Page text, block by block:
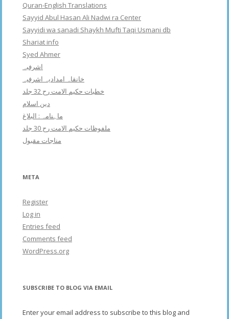
Quran-English Translations
Sayyid Abul Hasan Ali Nadwi ra Center
Sayyidi wa sanadi Shaykh Mufti Taqi Usmani db
Shariat info
Syed Ahmer
اشرفبہ
خانقاہ امدادیہ اشرفیہ
خطبات حکیم الامت رح 32 جلد
دین اسلام
ماہنامہ : البلاغ
ملفوظات حکیم الامت رح 30 جلد
مناجات مقبول
META
Register
Log in
Entries feed
Comments feed
WordPress.org
SUBSCRIBE TO BLOG VIA EMAIL
Enter your email address to subscribe to this blog and